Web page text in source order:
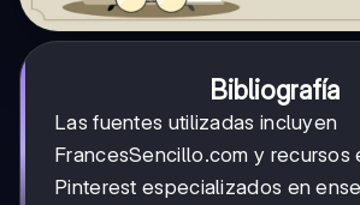
Bibliografía
Las fuentes utilizadas incluyen
FrancesSencillo.com y recursos
Pinterest especializados en